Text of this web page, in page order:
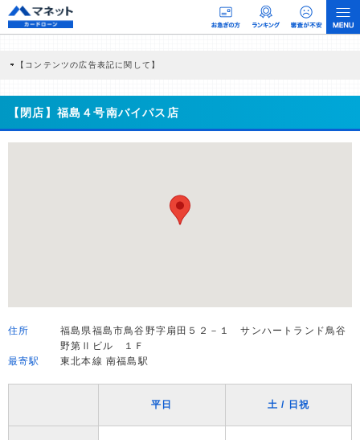
【コンテンツの広告表記に関して】
商品を根拠なくPRするものではなく、当編集部の調査／ユーザーへの口コミ収集な
どに基づき、公平性を担保した情報提供を行っています。
>提携企業一覧
【閉店】福島４号南バイパス店
住所
福島県福島市鳥谷野字扇田５２－１ サンハートランド鳥谷
野第Ⅱビル １Ｆ
最寄駅
東北本線 南福島駅
平日 土 / 日祝